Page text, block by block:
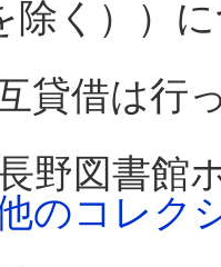
除く））
貸借は行
野図書館
のコレク